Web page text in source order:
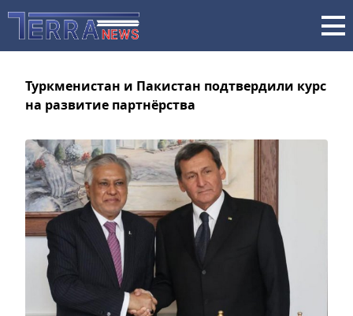
Туркменистан и Пакистан подтвердили курс
на развитие партнёрства